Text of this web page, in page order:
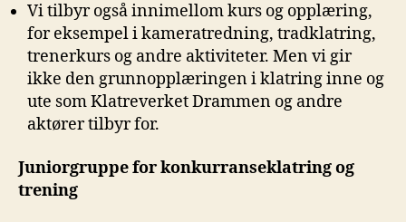
Vi tilbyr også innimellom kurs og opplæring,
for eksempel i kameratredning, tradklatring,
trenerkurs og andre aktiviteter. Men vi gir
ikke den grunnopplæringen i klatring inne og
ute som Klatreverket Drammen og andre
aktører tilbyr for.
Juniorgruppe for konkurranseklatring og
trening